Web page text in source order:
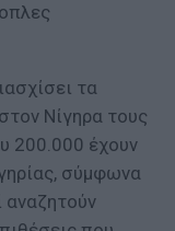
τα
Νίγηρα τους
200.000 έχουν
σύμφωνα
αναζητούν